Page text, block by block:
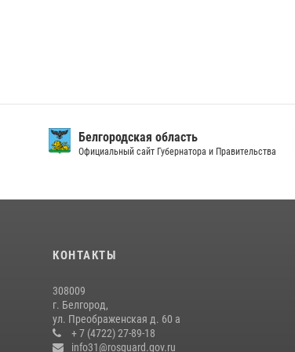
Белгородская область
Официальный сайт Губернатора и Правительства
КОНТАКТЫ
308009
г. Белгород,
ул. Преображенская д. 60 а
+ 7 (4722) 27-89-18
info31@rosguard.gov.ru